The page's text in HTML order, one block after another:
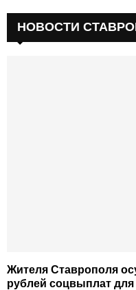
НОВОСТИ
Жителя Ставрополя
рублей соцвыплат